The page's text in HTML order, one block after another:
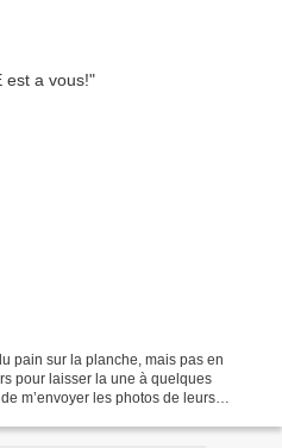
pain sur la planche, mais pas en
pour laisser la une à quelques
m’envoyer les photos de leurs